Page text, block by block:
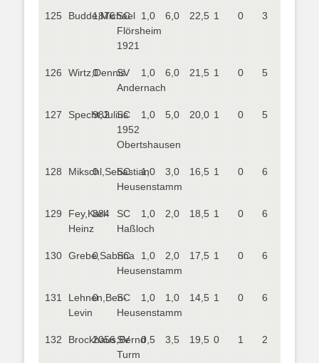
125 Budde,Michael
1876SC
Flörsheim
1921
1,0 6,0 22,5 1 0 3
126 Wirtz,Dennis
0
SV
Andernach
1,0 6,0 21,5 1 0 5
127 Specht,Julius
982
SC
1952
Obertshausen
1,0 5,0 20,0 1 0 5
128 Mikschl,Sebastian
0
SC
Heusenstamm
1,0 3,0 16,5 1 0 6
129
Fey,Karl-
Heinz
884
SC
Haßloch
1,0 2,0 18,5 1 0 6
130 Grebe,Sabrina
0
SC
Heusenstamm
1,0 2,0 17,5 1 0 6
131
Lehnen,Ben-
Levin
0
SC
Heusenstamm
1,0 1,0 14,5 1 0 6
132 Brockhaus,Bernd
2056SV
Turm
0,5 3,5 19,5 0 1 2